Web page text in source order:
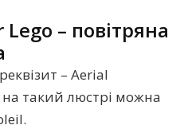
– повітряна
– Aerial
такий люстрі можна